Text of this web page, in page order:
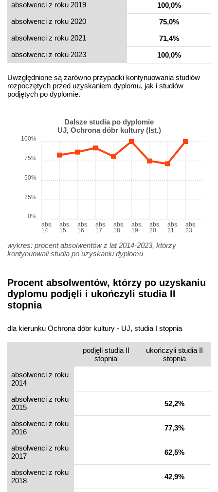
absolwenci z roku 2019
100,0%
absolwenci z roku 2020
75,0%
absolwenci z roku 2021
71,4%
absolwenci z roku 2023
100,0%
Uwzględnione są zarówno przypadki kontynuowania studiów
rozpoczętych przed uzyskaniem dyplomu, jak i studiów
podjętych po dyplomie.
Dalsze studia po dyplomie
UJ, Ochrona dóbr kultury (Ist.)
abs.
14
abs.
15
abs.
16
abs.
17
abs.
18
abs.
19
abs.
20
abs.
21
abs.
23
0%
25%
50%
75%
100%
wykres: procent absolwentów z lat 2014-2023, którzy
kontynuowali studia po uzyskaniu dyplomu
Procent absolwentów, którzy po uzyskaniu
dyplomu podjęli i ukończyli studia II
stopnia
dla kierunku Ochrona dóbr kultury - UJ, studia I stopnia
podjęli studia II
stopnia
ukończyli studia II
stopnia
absolwenci z roku
2014
absolwenci z roku
2015
52,2%
absolwenci z roku
2016
77,3%
absolwenci z roku
2017
62,5%
absolwenci z roku
2018
42,9%